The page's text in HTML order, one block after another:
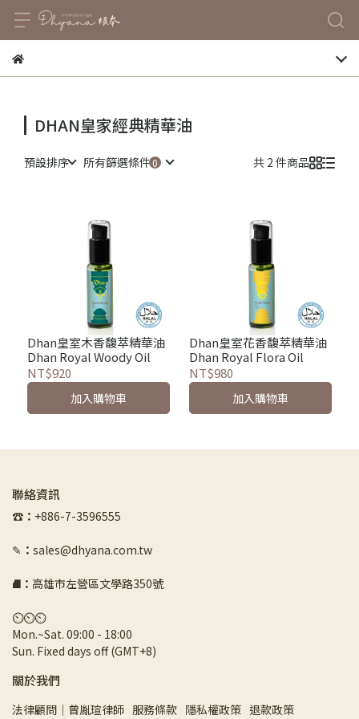
DHAN皇家經典精華油
預設排序 所有篩選條件 共 2 件商品
Dhan皇室木香馥萃精華油
Dhan Royal Woody Oil
NT$920
加入購物車
Dhan皇室花香馥萃精華油
Dhan Royal Flora Oil
NT$980
加入購物車
聯絡資訊
☎︎ ： +886-7-3596555
✎ ： sales@dhyana.com.tw
⛘ ： 高雄市左營區文學路350號
⏲︎⏲︎⏲︎
Mon.~Sat. 09:00 - 18:00
Sun. Fixed days off (GMT+8)
關於我們
法律顧問｜曾胤瑄律師 服務條款 隱私權政策 退款政策